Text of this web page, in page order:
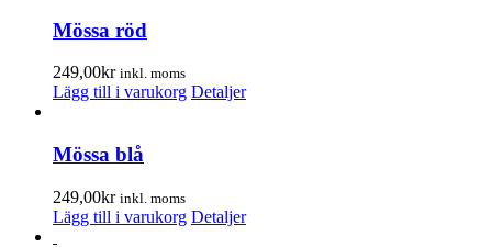
produktsidan
De
olika
produktsidan
Mössa röd
249,00kr inkl. moms
Lägg till i varukorg Detaljer
Mössa blå
249,00kr inkl. moms
Lägg till i varukorg Detaljer